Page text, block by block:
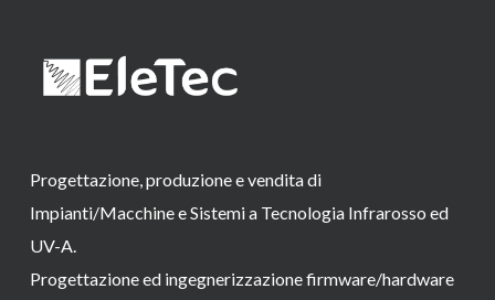
Progettazione, produzione e vendita di
Impianti/Macchine e Sistemi a Tecnologia Infrarosso ed
UV-A.
Progettazione ed ingegnerizzazione firmware/hardware